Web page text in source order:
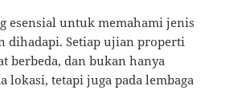
esensial untuk memahami jenis
dihadapi. Setiap ujian properti
berbeda, dan bukan hanya
lokasi, tetapi juga pada lembaga